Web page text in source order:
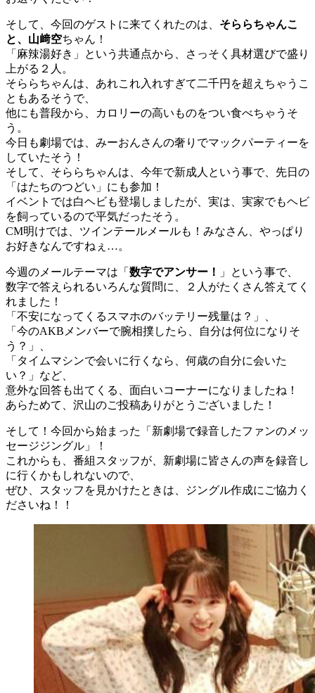
そして、今回のゲストに来てくれたのは、 そららちゃんこ
と、山﨑空ちゃん！
「麻辣湯好き」という共通点から、さっそく具材選びで盛り
上がる２人。
そららちゃんは、あれこれ入れすぎて二千円を超えちゃうこ
ともあるそうで、
他にも普段から、カロリーの高いものをつい食べちゃうそ
う。
今日も劇場では、みーおんさんの奢りでマックパーティーを
していたそう！
そして、そららちゃんは、今年で新成人という事で、先日の
「はたちのつどい」にも参加！
イベントでは白ヘビも登場しましたが、実は、実家でもヘビ
を飼っているので平気だったそう。
CM明けでは、ツインテールメールも！みなさん、やっぱり
お好きなんですねぇ…。
今週のメールテーマは「 数字でアンサー！
」という事で、
数字で答えられるいろんな質問に、２人がたくさん答えてく
れました！
「不安になってくるスマホのバッテリー残量は？」、
「今のAKBメンバーで腕相撲したら、自分は何位になりそ
う？」、
「タイムマシンで会いに行くなら、何歳の自分に会いた
い？」など、
意外な回答も出てくる、面白いコーナーになりましたね！
あらためて、沢山のご投稿ありがとうございました！
そして！今回から始まった「新劇場で録音したファンのメッ
セージジングル」！
これからも、番組スタッフが、新劇場に皆さんの声を録音し
に行くかもしれないので、
ぜひ、スタッフを見かけたときは、ジングル作成にご協力く
ださいね！！